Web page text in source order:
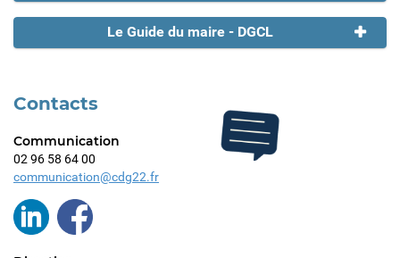
Le Guide du maire - DGCL
Contacts
Communication
02 96 58 64 00
communication@cdg22.fr